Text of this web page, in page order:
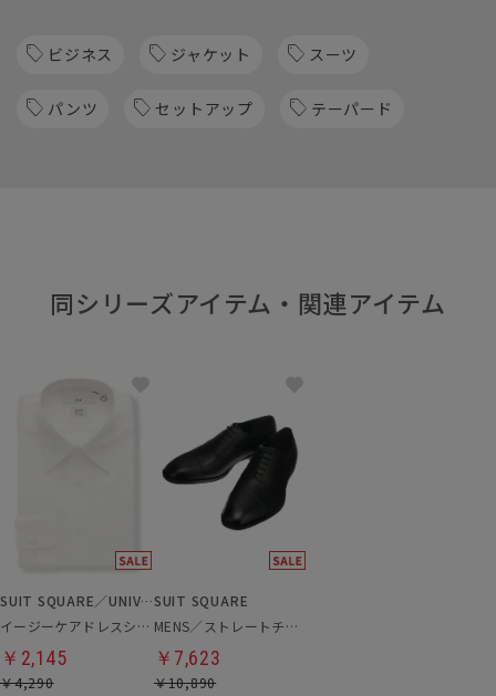
ビジネス ジャケット スーツ
パンツ セットアップ テーパード
同シリーズアイテム・関連アイテム
SUIT SQUARE／UNIVERSAL LANGUAGE
イージーケアドレスシャツ
￥2,145
￥4,290
SUIT SQUARE
MENS／ストレートチップシューズ
￥7,623
￥10,890